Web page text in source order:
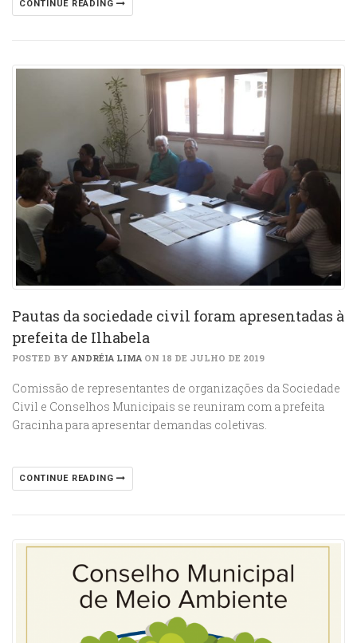
CONTINUE READING
Pautas da sociedade civil foram apresentadas à
prefeita de Ilhabela
POSTED BY ANDRÉIA LIMA ON 18 DE JULHO DE 2019
Comissão de representantes de organizações da Sociedade
Civil e Conselhos Municipais se reuniram com a prefeita
Gracinha para apresentar demandas coletivas.
CONTINUE READING